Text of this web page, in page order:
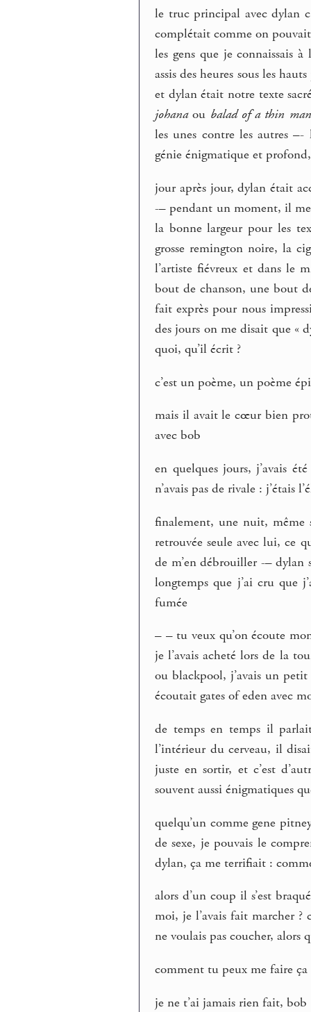
le truc principal avec dylan
complétait comme on
les gens que je connaissais
assis des heures sous les
et dylan était notre texte
johanaou balad of a thin man
les unes contre les autres –-
génie énigmatique et
jour après jour, dylan était
-– pendant un moment, il
la bonne largeur pour les
grosse remington noire, la
l’artiste fiévreux et dans le
bout de chanson, une bout
fait exprès pour nous
des jours on me disait que «
quoi, qu’il écrit ?
c’est un poème, un poème
mais il avait le cœur bien
avec bob
en quelques jours, j’avais
n’avais pas de rivale : j’étais
finalement, une nuit, même
retrouvée seule avec lui, ce
de m’en débrouiller -– dylan
longtemps que j’ai cru que
fumée
– – tu veux qu’on écoute
je l’avais acheté lors de la
ou blackpool, j’avais un
écoutait gates of eden avec
de temps en temps il
l’intérieur du cerveau, il
juste en sortir, et c’est
souvent aussi énigmatiques
quelqu’un comme gene
de sexe, je pouvais le
dylan, ça me terrifiait :
alors d’un coup il s’est
moi, je l’avais fait marcher ?
ne voulais pas coucher, alors
comment tu peux me faire ça
je ne t’ai jamais rien fait, bob